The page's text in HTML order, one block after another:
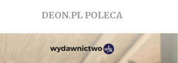
DEON.PL POLECA